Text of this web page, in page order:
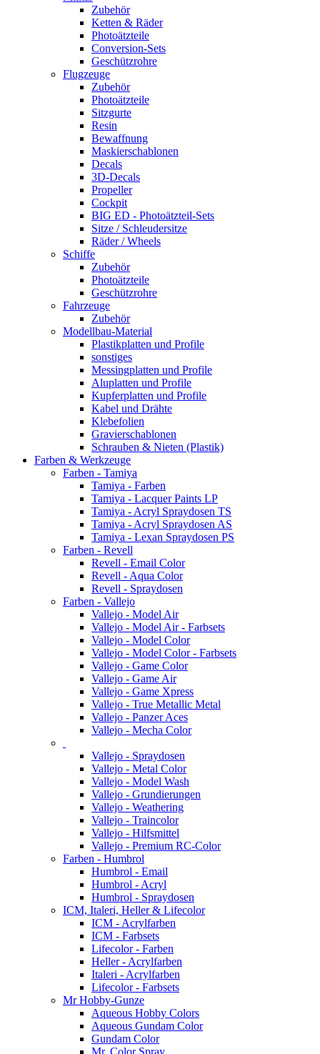
Zubehör
Ketten & Räder
Photoätzteile
Conversion-Sets
Geschützrohre
Flugzeuge
Zubehör
Photoätzteile
Sitzgurte
Resin
Bewaffnung
Maskierschablonen
Decals
3D-Decals
Propeller
Cockpit
BIG ED - Photoätzteil-Sets
Sitze / Schleudersitze
Räder / Wheels
Schiffe
Zubehör
Photoätzteile
Geschützrohre
Fahrzeuge
Zubehör
Modellbau-Material
Plastikplatten und Profile
sonstiges
Messingplatten und Profile
Aluplatten und Profile
Kupferplatten und Profile
Kabel und Drähte
Klebefolien
Gravierschablonen
Schrauben & Nieten (Plastik)
Farben & Werkzeuge
Farben - Tamiya
Tamiya - Farben
Tamiya - Lacquer Paints LP
Tamiya - Acryl Spraydosen TS
Tamiya - Acryl Spraydosen AS
Tamiya - Lexan Spraydosen PS
Farben - Revell
Revell - Email Color
Revell - Aqua Color
Revell - Spraydosen
Farben - Vallejo
Vallejo - Model Air
Vallejo - Model Air - Farbsets
Vallejo - Model Color
Vallejo - Model Color - Farbsets
Vallejo - Game Color
Vallejo - Game Air
Vallejo - Game Xpress
Vallejo - True Metallic Metal
Vallejo - Panzer Aces
Vallejo - Mecha Color
Vallejo - Spraydosen
Vallejo - Metal Color
Vallejo - Model Wash
Vallejo - Grundierungen
Vallejo - Weathering
Vallejo - Traincolor
Vallejo - Hilfsmittel
Vallejo - Premium RC-Color
Farben - Humbrol
Humbrol - Email
Humbrol - Acryl
Humbrol - Spraydosen
ICM, Italeri, Heller & Lifecolor
ICM - Acrylfarben
ICM - Farbsets
Lifecolor - Farben
Heller - Acrylfarben
Italeri - Acrylfarben
Lifecolor - Farbsets
Mr Hobby-Gunze
Aqueous Hobby Colors
Aqueous Gundam Color
Gundam Color
Mr. Color Spray